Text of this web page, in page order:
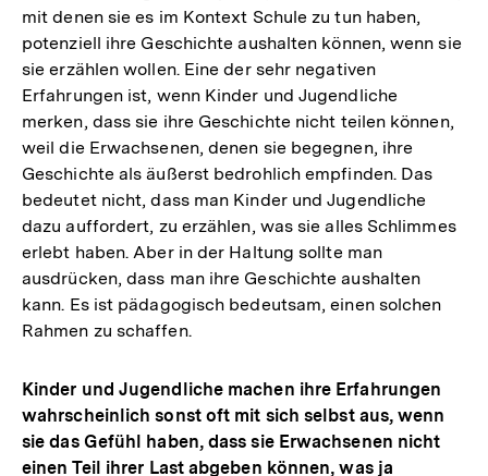
mit denen sie es im Kontext Schule zu tun haben,
potenziell ihre Geschichte aushalten können, wenn sie
sie erzählen wollen. Eine der sehr negativen
Erfahrungen ist, wenn Kinder und Jugendliche
merken, dass sie ihre Geschichte nicht teilen können,
weil die Erwachsenen, denen sie begegnen, ihre
Geschichte als äußerst bedrohlich empfinden. Das
bedeutet nicht, dass man Kinder und Jugendliche
dazu auffordert, zu erzählen, was sie alles Schlimmes
erlebt haben. Aber in der Haltung sollte man
ausdrücken, dass man ihre Geschichte aushalten
kann. Es ist pädagogisch bedeutsam, einen solchen
Rahmen zu schaffen.
Kinder und Jugendliche machen ihre Erfahrungen
wahrscheinlich sonst oft mit sich selbst aus, wenn
sie das Gefühl haben, dass sie Erwachsenen nicht
einen Teil ihrer Last abgeben können, was ja